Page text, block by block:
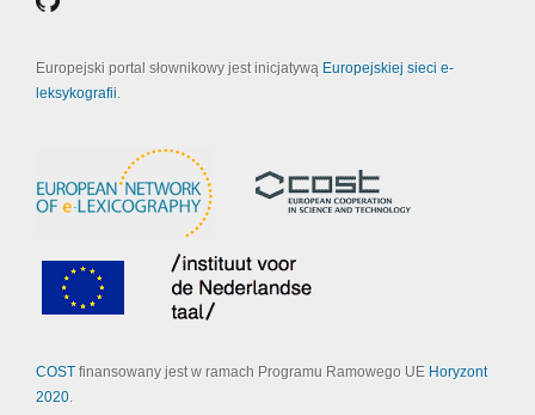
Europejski portal słownikowy jest inicjatywą Europejskiej sieci e-
leksykografii.
COSTfinansowany jest w ramach Programu Ramowego UE Horyzont
2020.